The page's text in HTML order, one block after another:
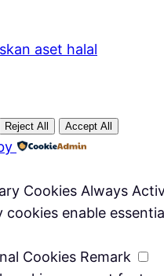
Reject All Accept All
Cookies Always
cookies enable
Cookies Remark